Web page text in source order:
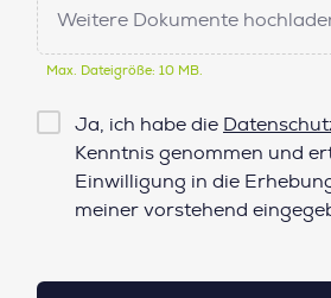
Weitere Dokumente
Max. Dateigröße: 10 MB.
Checkbox
Datenschutz*
Ja, ich habe die
Kenntnis genommen und
Einwilligung in die
meiner vorstehend